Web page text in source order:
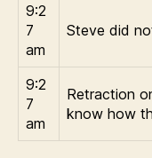
9:2
7
am
Steve did
9:2
7
am
Retraction
know how